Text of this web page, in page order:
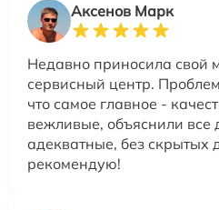
Аксенов Марк
Недавно приносила свой
сервисный центр.
что самое главное -
вежливые, объяснили все
адекватные, без скрытых
рекомендую!